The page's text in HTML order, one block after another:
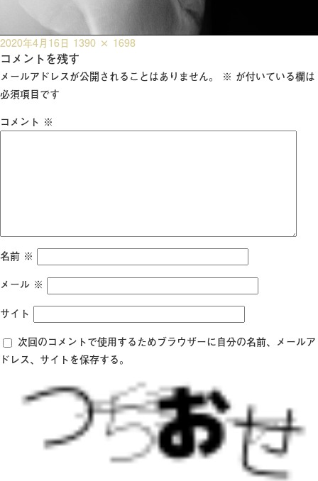
投
稿
日:
2020年4月16日 フ
ル
サ
1390 × 1698
コメントを残す
メールアドレスが公開されることはありません。 ※ が付いている欄は
必須項目です
コメント ※
名前 ※
メール ※
サイト
次回のコメントで使用するためブラウザーに自分の名前、メールア
ドレス、サイトを保存する。